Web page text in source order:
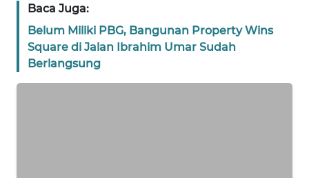
Baca Juga:
Belum Miliki PBG, Bangunan Property Wins
Square di Jalan Ibrahim Umar Sudah
Berlangsung
JAKARTA
WN
JABAR